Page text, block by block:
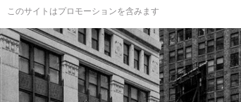
このサイトはプロモーションを含みます